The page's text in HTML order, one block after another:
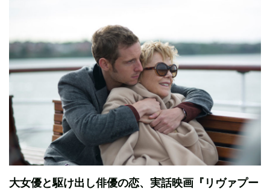
大女優と駆け出し俳優の恋、実話映画『リヴァプー